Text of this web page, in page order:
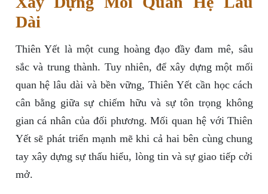
Dài
Thiên Yết là một cung hoàng đạo đầy đam mê, sâu
sắc và trung thành. Tuy nhiên, để xây dựng một mối
quan hệ lâu dài và bền vững, Thiên Yết cần học cách
cân bằng giữa sự chiếm hữu và sự tôn trọng không
gian cá nhân của đối phương. Mối quan hệ với Thiên
Yết sẽ phát triển mạnh mẽ khi cả hai bên cùng chung
tay xây dựng sự thấu hiểu, lòng tin và sự giao tiếp cởi
mở.